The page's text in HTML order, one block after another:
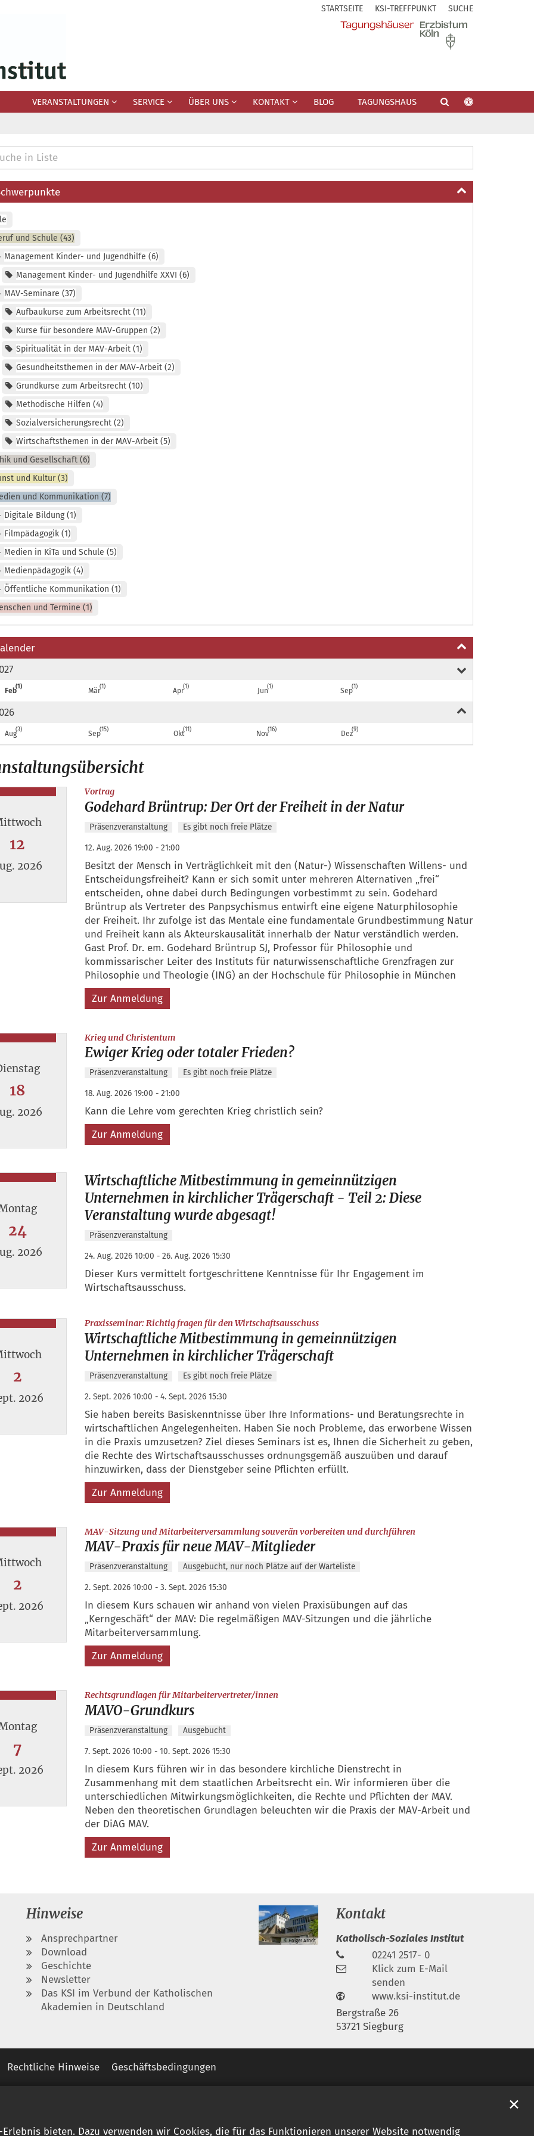
bieten. Dazu verwenden wir Cookies, die für das Funktionieren unserer Website notwendig
✕
STARTSEITE KSI-TREFFPUNKT SUCHE
VERANSTALTUNGEN SERVICE ÜBER UNS KONTAKT BLOG TAGUNGSHAUS
Liste
und Schule 43
Management Kinder- und Jugendhilfe 6
Management Kinder- und Jugendhilfe XXVI 6
MAV-Seminare 37
Aufbaukurse zum Arbeitsrecht 11
Kurse für besondere MAV-Gruppen 2
Spiritualität in der MAV-Arbeit 1
Gesundheitsthemen in der MAV-Arbeit 2
Grundkurse zum Arbeitsrecht 10
Methodische Hilfen 4
Sozialversicherungsrecht 2
Wirtschaftsthemen in der MAV-Arbeit 5
und Gesellschaft 6
und Kultur 3
und Kommunikation 7
Digitale Bildung 1
Filmpädagogik 1
Medien in KiTa und Schule 5
Medienpädagogik 4
Öffentliche Kommunikation 1
und Termine 1
Feb1 Mär1 Apr1 Jun1 Sep1
Aug3 Sep15 Okt11 Nov16 Dez9
12
2026
Vortrag:
Godehard Brüntrup: Der Ort der Freiheit in der Natur
Präsenzveranstaltung Es gibt noch freie Plätze
12. Aug. 2026 19:00 - 21:00
Besitzt der Mensch in Verträglichkeit mit den (Natur-) Wissenschaften Willens- und
Entscheidungsfreiheit? Kann er sich somit unter mehreren Alternativen „frei“
entscheiden, ohne dabei durch Bedingungen vorbestimmt zu sein. Godehard
Brüntrup als Vertreter des Panpsychismus entwirft eine eigene Naturphilosophie
der Freiheit. Ihr zufolge ist das Mentale eine fundamentale Grundbestimmung Natur
und Freiheit kann als Akteurskausalität innerhalb der Natur verständlich werden.
Gast Prof. Dr. em. Godehard Brüntrup SJ, Professor für Philosophie und
kommissarischer Leiter des Instituts für naturwissenschaftliche Grenzfragen zur
Philosophie und Theologie (ING) an der Hochschule für Philosophie in München
Zur Anmeldung
18
2026
Krieg und Christentum:
Ewiger Krieg oder totaler Frieden?
Präsenzveranstaltung Es gibt noch freie Plätze
18. Aug. 2026 19:00 - 21:00
Kann die Lehre vom gerechten Krieg christlich sein?
Zur Anmeldung
24
2026
Wirtschaftliche Mitbestimmung in gemeinnützigen
Unternehmen in kirchlicher Trägerschaft - Teil 2: Diese
Veranstaltung wurde abgesagt!
Präsenzveranstaltung
24. Aug. 2026 10:00 - 26. Aug. 2026 15:30
Dieser Kurs vermittelt fortgeschrittene Kenntnisse für Ihr Engagement im
Wirtschaftsausschuss.
2
2026
2. September 2026
Praxisseminar: Richtig fragen für den Wirtschaftsausschuss:
Wirtschaftliche Mitbestimmung in gemeinnützigen
Unternehmen in kirchlicher Trägerschaft
Präsenzveranstaltung Es gibt noch freie Plätze
2. Sept. 2026 10:00 - 4. Sept. 2026 15:30
Sie haben bereits Basiskenntnisse über Ihre Informations- und Beratungsrechte in
wirtschaftlichen Angelegenheiten. Haben Sie noch Probleme, das erworbene Wissen
in die Praxis umzusetzen? Ziel dieses Seminars ist es, Ihnen die Sicherheit zu geben,
die Rechte des Wirtschaftsausschusses ordnungsgemäß auszuüben und darauf
hinzuwirken, dass der Dienstgeber seine Pflichten erfüllt.
Zur Anmeldung
2
2026
2. September 2026
MAV-Sitzung und Mitarbeiterversammlung souverän vorbereiten und durchführen:
MAV-Praxis für neue MAV-Mitglieder
Präsenzveranstaltung Ausgebucht, nur noch Plätze auf der Warteliste
2. Sept. 2026 10:00 - 3. Sept. 2026 15:30
In diesem Kurs schauen wir anhand von vielen Praxisübungen auf das
„Kerngeschäft“ der MAV: Die regelmäßigen MAV-Sitzungen und die jährliche
Mitarbeiterversammlung.
Zur Anmeldung
7
2026
7. September 2026
Rechtsgrundlagen für Mitarbeitervertreter/innen:
MAVO-Grundkurs
Präsenzveranstaltung Ausgebucht
7. Sept. 2026 10:00 - 10. Sept. 2026 15:30
In diesem Kurs führen wir in das besondere kirchliche Dienstrecht in
Zusammenhang mit dem staatlichen Arbeitsrecht ein. Wir informieren über die
unterschiedlichen Mitwirkungsmöglichkeiten, die Rechte und Pflichten der MAV.
Neben den theoretischen Grundlagen beleuchten wir die Praxis der MAV-Arbeit und
der DiAG MAV.
Zur Anmeldung
Hinweise
Ansprechpartner
Download
Geschichte
Newsletter
Das KSI im Verbund der Katholischen
Akademien in Deutschland
© Holger Arndt
Kontakt
Katholisch-Soziales Institut
02241 2517- 0
Klick zum E-Mail
senden
www.ksi-institut.de
Bergstraße 26
53721 Siegburg
Rechtliche Hinweise Geschäftsbedingungen